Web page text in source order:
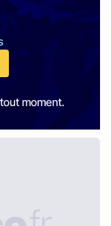
moment.